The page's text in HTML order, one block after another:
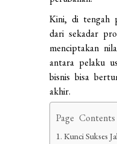
Kini, di tengah
dari sekadar
menciptakan
antara pelaku
bisnis bisa
akhir.
Page Contents
Kunci Sukses